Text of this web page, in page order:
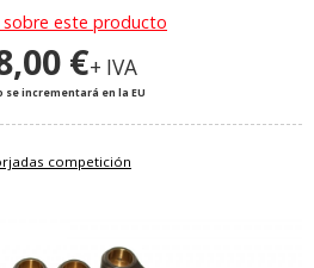
este producto
€+ IVA
se incrementará en la EU
competición